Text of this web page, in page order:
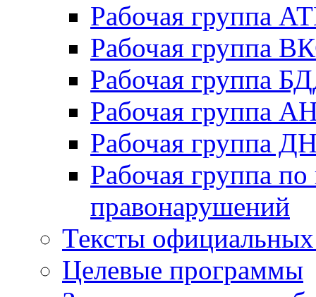
Рабочая группа
Рабочая группа
Рабочая группа
Рабочая группа
Рабочая группа
Рабочая группа
правонарушений
Тексты
Целевые программы